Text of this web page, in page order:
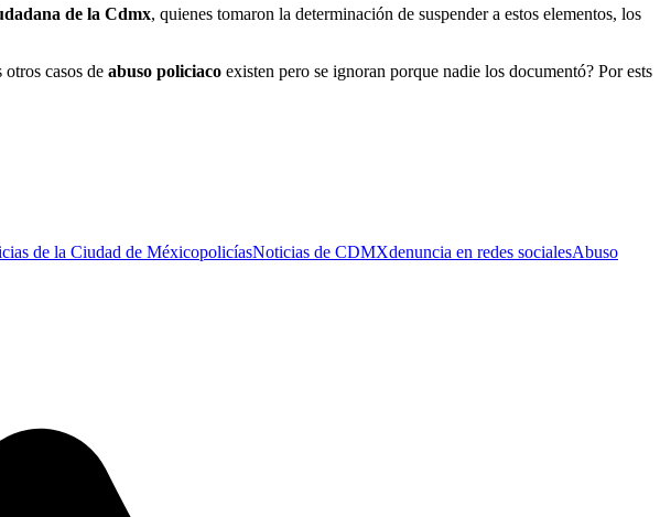
de la Cdmx, quienes tomaron la determinación de suspender a estos elementos, los
casos de abuso policiaco existen pero se ignoran porque nadie los documentó? Por ests
de la Ciudad de MéxicopolicíasNoticias de CDMXdenuncia en redes socialesAbuso